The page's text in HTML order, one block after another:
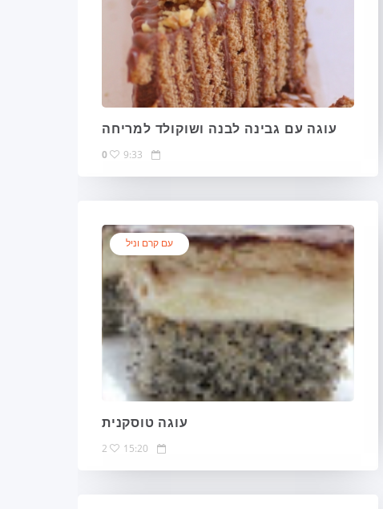
עוגה עם גבינה לבנה ושוקולד למריחה
9:33
0
עם קרם וניל
עוגה טוסקנית
15:20
2